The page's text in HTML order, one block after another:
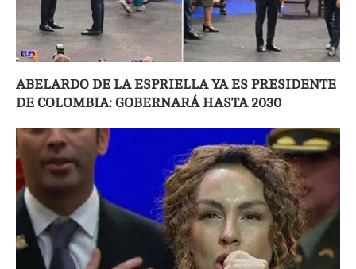
ABELARDO DE LA ESPRIELLA YA ES PRESIDENTE
DE COLOMBIA: GOBERNARÁ HASTA 2030